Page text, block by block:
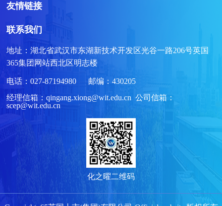
友情链接
联系我们
地址：湖北省武汉市东湖新技术开发区光谷一路206号英国
365集团网站西北区明志楼
电话：027-87194980 邮编：430205
经理信箱：qingang.xiong@wit.edu.cn 公司信箱：
scep@wit.edu.cn
化之曜二维码